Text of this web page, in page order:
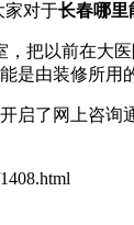
家对于长春哪里
，把以前在大
是由装修所用
启了网上咨询